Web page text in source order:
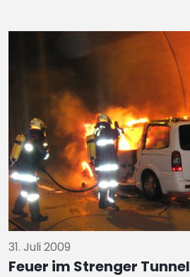
31. Juli 2009
Feuer im Strenger Tunnel